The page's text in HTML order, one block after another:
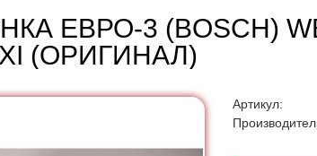
ЕВРО-3 (BOSCH)
(ОРИГИНАЛ)
Артикул: